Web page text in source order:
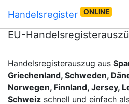
Handelsregister ONLINE
EU-
Handelsregisterauszug aus
Griechenland, Schweden,
Norwegen, Finnland, Jersey,
Schweiz schnell und einfach